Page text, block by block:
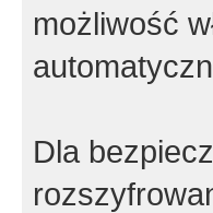
możliwość
Dla